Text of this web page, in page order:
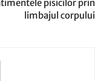
pisicilor prin
limbajul corpului